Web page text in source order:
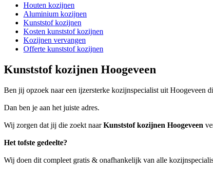
Houten kozijnen
Aluminium kozijnen
Kunststof kozijnen
Kosten kunststof kozijnen
Kozijnen vervangen
Offerte kunststof kozijnen
Kunststof kozijnen Hoogeveen
Ben jij opzoek naar een ijzersterke kozijnspecialist uit Hoogeveen
Dan ben je aan het juiste adres.
Wij zorgen dat jij die zoekt naarKunststof kozijnen Hoogeveen
Het tofste gedeelte?
Wij doen dit compleet gratis & onafhankelijk van alle